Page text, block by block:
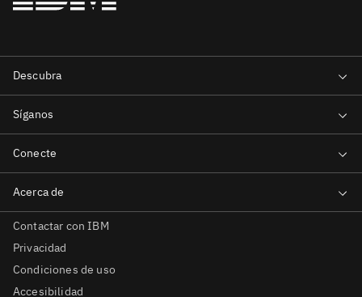
Contactar con IBM
Privacidad
Condiciones de uso
Accesibilidad